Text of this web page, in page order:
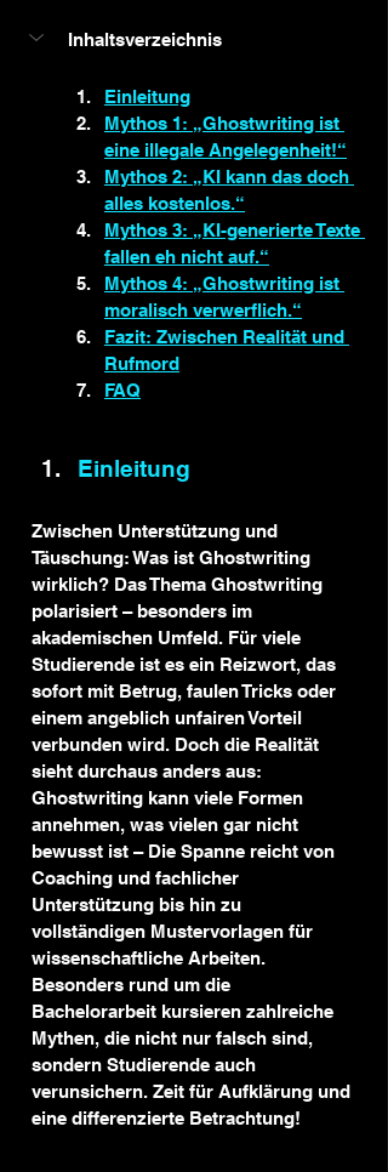
Inhaltsverzeichnis
Einleitung
Mythos 1: „Ghostwriting ist
eine illegale Angelegenheit!“
Mythos 2: „KI kann das doch
alles kostenlos.“
Mythos 3: „KI-generierte Texte
fallen eh nicht auf.“
Mythos 4: „Ghostwriting ist
moralisch verwerflich.“
Fazit: Zwischen Realität und
Rufmord
FAQ
Einleitung
Zwischen Unterstützung und
Täuschung: Was ist Ghostwriting
wirklich? Das Thema Ghostwriting
polarisiert – besonders im
akademischen Umfeld. Für viele
Studierende ist es ein Reizwort, das
sofort mit Betrug, faulen Tricks oder
einem angeblich unfairen Vorteil
verbunden wird. Doch die Realität
sieht durchaus anders aus:
Ghostwriting kann viele Formen
annehmen, was vielen gar nicht
bewusst ist – Die Spanne reicht von
Coaching und fachlicher
Unterstützung bis hin zu
vollständigen Mustervorlagen für
wissenschaftliche Arbeiten.
Besonders rund um die
Bachelorarbeit kursieren zahlreiche
Mythen, die nicht nur falsch sind,
sondern Studierende auch
verunsichern. Zeit für Aufklärung und
eine differenzierte Betrachtung!